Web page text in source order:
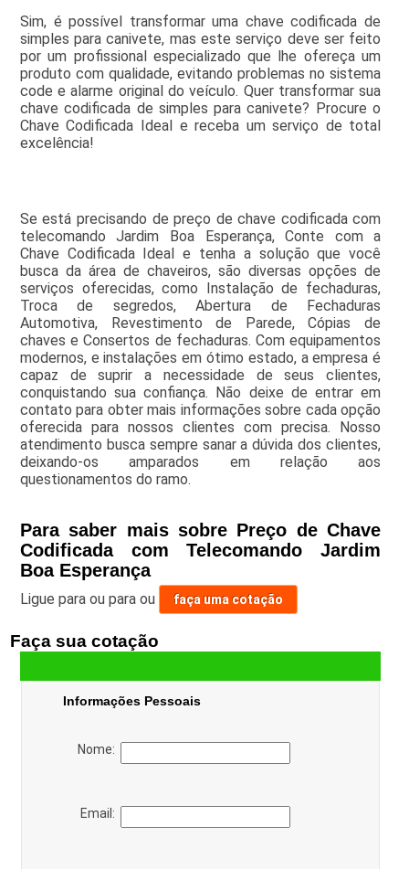
Sim, é possível transformar uma chave codificada de
simples para canivete, mas este serviço deve ser feito
por um profissional especializado que lhe ofereça um
produto com qualidade, evitando problemas no sistema
code e alarme original do veículo. Quer transformar sua
chave codificada de simples para canivete? Procure o
Chave Codificada Ideal e receba um serviço de total
excelência!
Se está precisando de preço de chave codificada com
telecomando Jardim Boa Esperança, Conte com a
Chave Codificada Ideal e tenha a solução que você
busca da área de chaveiros, são diversas opções de
serviços oferecidas, como Instalação de fechaduras,
Troca de segredos, Abertura de Fechaduras
Automotiva, Revestimento de Parede, Cópias de
chaves e Consertos de fechaduras. Com equipamentos
modernos, e instalações em ótimo estado, a empresa é
capaz de suprir a necessidade de seus clientes,
conquistando sua confiança. Não deixe de entrar em
contato para obter mais informações sobre cada opção
oferecida para nossos clientes com precisa. Nosso
atendimento busca sempre sanar a dúvida dos clientes,
deixando-os amparados em relação aos
questionamentos do ramo.
Para saber mais sobre Preço de Chave
Codificada com Telecomando Jardim
Boa Esperança
Ligue para ou para ou faça uma cotação
Faça sua cotação
Informações Pessoais
Nome:
Email: